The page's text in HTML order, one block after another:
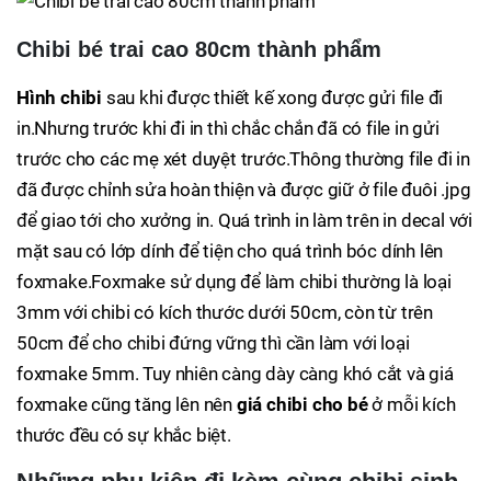
Chibi bé trai cao 80cm thành phẩm
Hình chibi sau khi được thiết kế xong được gửi file đi
in.Nhưng trước khi đi in thì chắc chắn đã có file in gửi
trước cho các mẹ xét duyệt trước.Thông thường file đi in
đã được chỉnh sửa hoàn thiện và được giữ ở file đuôi .jpg
để giao tới cho xưởng in. Quá trình in làm trên in decal với
mặt sau có lớp dính để tiện cho quá trình bóc dính lên
foxmake.Foxmake sử dụng để làm chibi thường là loại
3mm với chibi có kích thước dưới 50cm, còn từ trên
50cm để cho chibi đứng vững thì cần làm với loại
foxmake 5mm. Tuy nhiên càng dày càng khó cắt và giá
foxmake cũng tăng lên nên giá chibi cho béở mỗi kích
thước đều có sự khắc biệt.